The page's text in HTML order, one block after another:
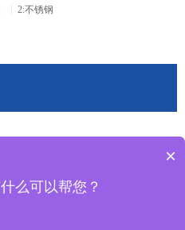
2:不锈钢
×
么可以帮您？